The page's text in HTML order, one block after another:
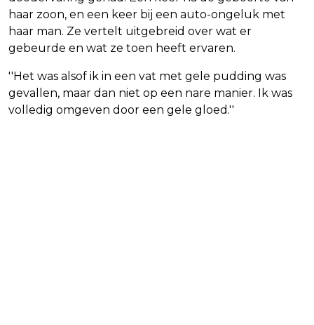
haar zoon, en een keer bij een auto-ongeluk met
haar man. Ze vertelt uitgebreid over wat er
gebeurde en wat ze toen heeft ervaren.
''Het was alsof ik in een vat met gele pudding was
gevallen, maar dan niet op een nare manier. Ik was
volledig omgeven door een gele gloed.''